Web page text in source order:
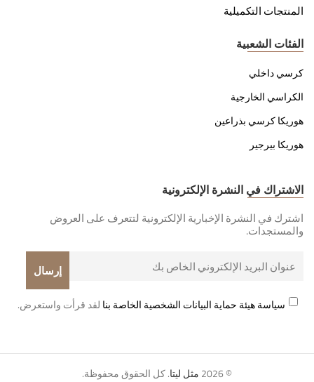
المنتجات التكميلية
الفئات الشعبية
كرسي داخلي
الكراسي الخارجية
هوريكا كرسي بذراعين
هوريكا بيرجير
الاشتراك في النشرة الإلكترونية
اشترك في النشرة الإخبارية الإلكترونية لتتعرف على العروض
والمستجدات.
سياسة هيئة حماية البيانات الشخصية الخاصة بنا لقد قرأت واستعرض.
© 2026 مثل ليتا. كل الحقوق محفوظة.